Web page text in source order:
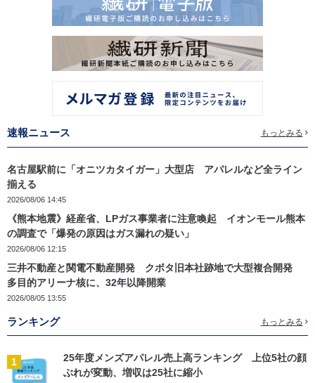
速報ニュース もっとみる
名古屋駅前に「オニツカタイガー」大型店 アパレルなど全ライン
揃える
2026/08/06 14:45
《熊本地震》経産省、LPガス事業者に注意喚起 イオンモール熊本
の調査で「爆発の原因はガス漏れの疑い」
2026/08/06 12:15
三井不動産と関電不動産開発 クボタ旧本社跡地で大型複合開発
多目的アリーナ核に、32年以降開業
2026/08/05 13:55
ランキング もっとみる
1
25年度メンズアパレル売上高ランキング 上位5社の顔
ぶれが変動、増収は25社に縮小